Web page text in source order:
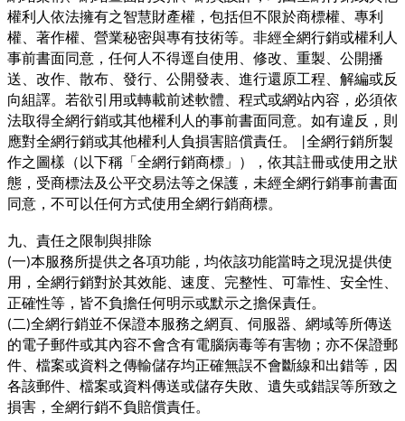
權利人依法擁有之智慧財產權，包括但不限於商標權、專利
權、著作權、營業秘密與專有技術等。非經全網行銷或權利人
事前書面同意，任何人不得逕自使用、修改、重製、公開播
送、改作、散布、發行、公開發表、進行還原工程、解編或反
向組譯。若欲引用或轉載前述軟體、程式或網站內容，必須依
法取得全網行銷或其他權利人的事前書面同意。如有違反，則
應對全網行銷或其他權利人負損害賠償責任。
全網行銷所製
作之圖樣（以下稱「全網行銷商標」），依其註冊或使用之狀
態，受商標法及公平交易法等之保護，未經全網行銷事前書面
同意，不可以任何方式使用全網行銷商標。
九、責任之限制與排除
(一)本服務所提供之各項功能，均依該功能當時之現況提供使
用，全網行銷對於其效能、速度、完整性、可靠性、安全性、
正確性等，皆不負擔任何明示或默示之擔保責任。
(二)全網行銷並不保證本服務之網頁、伺服器、網域等所傳送
的電子郵件或其內容不會含有電腦病毒等有害物；亦不保證郵
件、檔案或資料之傳輸儲存均正確無誤不會斷線和出錯等，因
各該郵件、檔案或資料傳送或儲存失敗、遺失或錯誤等所致之
損害，全網行銷不負賠償責任。